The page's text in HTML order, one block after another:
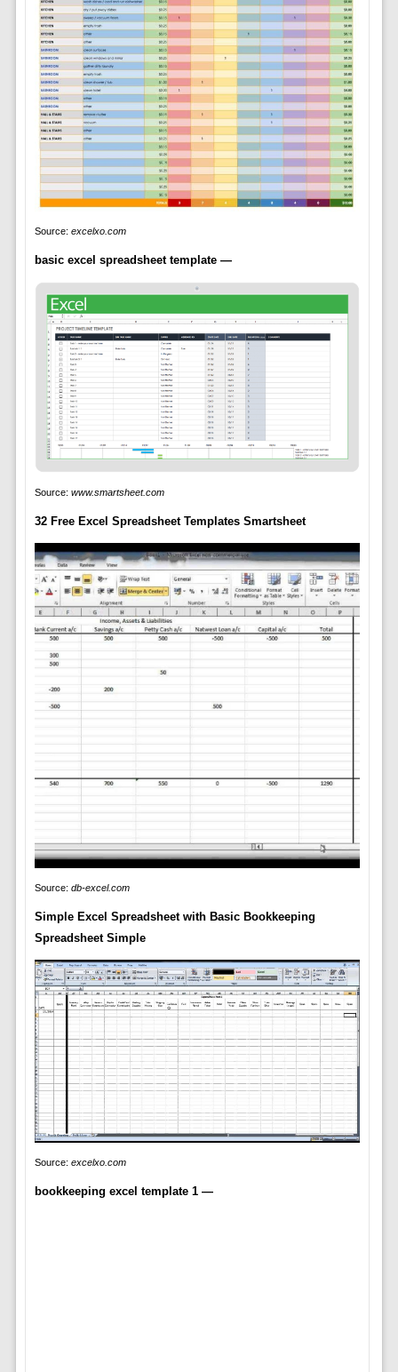
Source: excelxo.com
basic excel spreadsheet template —
Source: www.smartsheet.com
32 Free Excel Spreadsheet Templates Smartsheet
Source: db-excel.com
Simple Excel Spreadsheet with Basic Bookkeeping
Spreadsheet Simple
Source: excelxo.com
bookkeeping excel template 1 —